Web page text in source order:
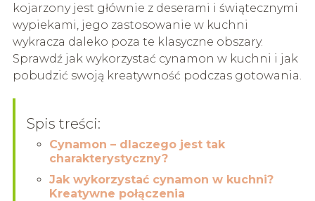
kojarzony jest głównie z deserami i świątecznymi
wypiekami, jego zastosowanie w kuchni
wykracza daleko poza te klasyczne obszary.
Sprawdź jak wykorzystać cynamon w kuchni i jak
pobudzić swoją kreatywność podczas gotowania.
Spis treści:
Cynamon – dlaczego jest tak
charakterystyczny?
Jak wykorzystać cynamon w kuchni?
Kreatywne połączenia